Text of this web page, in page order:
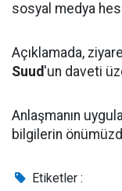
sosyal medya
Açıklamada,
Suud'un daveti
Anlaşmanın
bilgilerin
Etiketler :